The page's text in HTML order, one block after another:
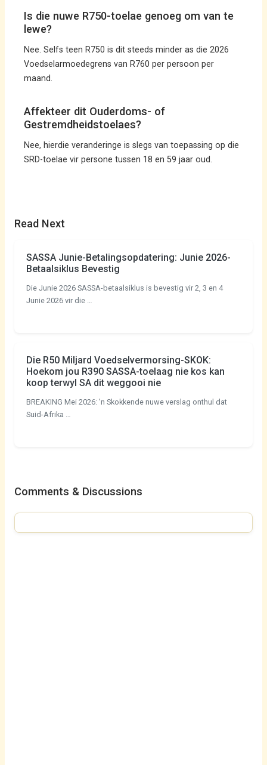
Is die nuwe R750-toelae genoeg om van te
lewe?
Nee. Selfs teen R750 is dit steeds minder as die 2026
Voedselarmoedegrens van R760 per persoon per
maand.
Affekteer dit Ouderdoms- of
Gestremdheidstoelaes?
Nee, hierdie veranderinge is slegs van toepassing op die
SRD-toelae vir persone tussen 18 en 59 jaar oud.
Read Next
SASSA Junie-Betalingsopdatering: Junie 2026-
Betaalsiklus Bevestig
Die Junie 2026 SASSA-betaalsiklus is bevestig vir 2, 3 en 4
Junie 2026 vir die …
Die R50 Miljard Voedselvermorsing-SKOK:
Hoekom jou R390 SASSA-toelaag nie kos kan
koop terwyl SA dit weggooi nie
BREAKING Mei 2026: ’n Skokkende nuwe verslag onthul dat
Suid-Afrika …
Comments & Discussions